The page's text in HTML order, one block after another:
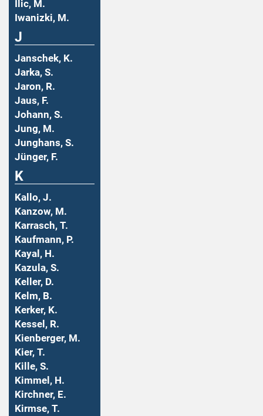
Ilic, M.
Iwanizki, M.
J
Janschek, K.
Jarka, S.
Jaron, R.
Jaus, F.
Johann, S.
Jung, M.
Junghans, S.
Jünger, F.
K
Kallo, J.
Kanzow, M.
Karrasch, T.
Kaufmann, P.
Kayal, H.
Kazula, S.
Keller, D.
Kelm, B.
Kerker, K.
Kessel, R.
Kienberger, M.
Kier, T.
Kille, S.
Kimmel, H.
Kirchner, E.
Kirmse, T.